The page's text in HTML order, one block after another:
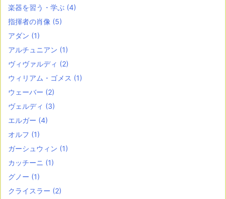
楽器を習う・学ぶ (4)
指揮者の肖像 (5)
アダン (1)
アルチュニアン (1)
ヴィヴァルディ (2)
ウィリアム・ゴメス (1)
ウェーバー (2)
ヴェルディ (3)
エルガー (4)
オルフ (1)
ガーシュウィン (1)
カッチーニ (1)
グノー (1)
クライスラー (2)